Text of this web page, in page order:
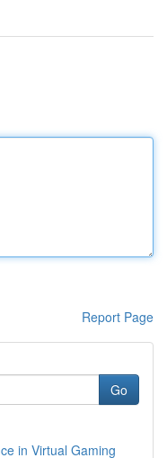
Report Page
Go
in Virtual Gaming